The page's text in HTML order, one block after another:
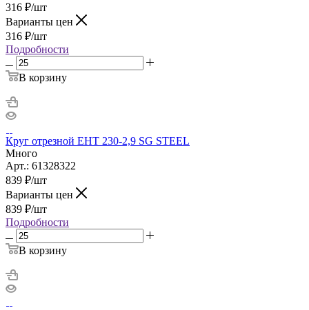
316 ₽/шт
Варианты цен
316 ₽/шт
Подробности
В корзину
Круг отрезной ЕНТ 230-2,9 SG STEEL
Много
Арт.: 61328322
839 ₽/шт
Варианты цен
839 ₽/шт
Подробности
В корзину